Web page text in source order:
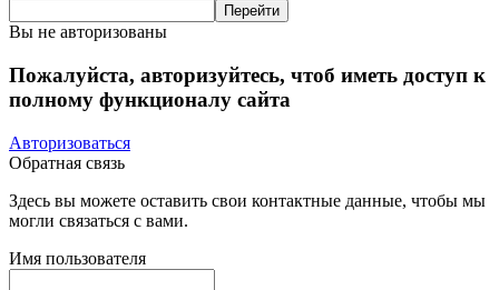
Вы не авторизованы
Пожалуйста, авторизуйтесь, чтоб иметь доступ к
полному функционалу сайта
Авторизоваться
Обратная связь
Здесь вы можете оставить свои контактные данные, чтобы мы
могли связаться с вами.
Имя пользователя